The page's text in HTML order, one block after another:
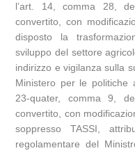
l’art. 14, comma 28,
convertito, con
disposto la
sviluppo del settore
indirizzo e vigilanza sulla
Ministero per le politiche
23-quater, comma 9,
convertito, con
soppresso TASSI,
regolamentare del